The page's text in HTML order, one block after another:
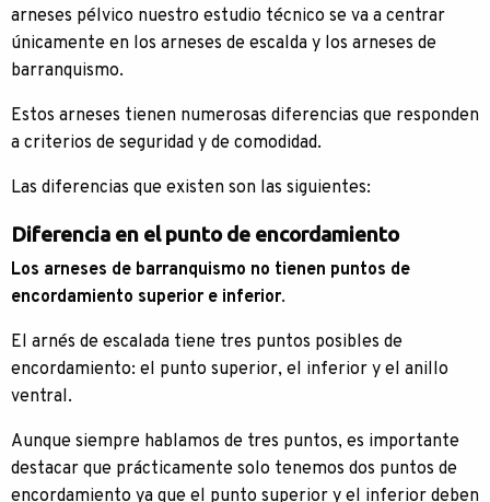
arneses pélvico nuestro estudio técnico se va a centrar
únicamente en los arneses de escalda y los arneses de
barranquismo.
Estos arneses tienen numerosas diferencias que responden
a criterios de seguridad y de comodidad.
Las diferencias que existen son las siguientes:
Diferencia en el punto de encordamiento
Los arneses de barranquismo no tienen puntos de
encordamiento superior e inferior.
El arnés de escalada tiene tres puntos posibles de
encordamiento: el punto superior, el inferior y el anillo
ventral.
Aunque siempre hablamos de tres puntos, es importante
destacar que prácticamente solo tenemos dos puntos de
encordamiento ya que el punto superior y el inferior deben